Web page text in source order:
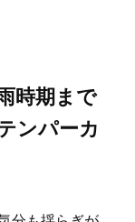
時期まで
ンパーカ